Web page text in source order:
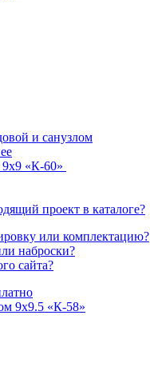
и санузлом
«К-60»
проект в каталоге?
или комплектацию?
наброски?
сайта?